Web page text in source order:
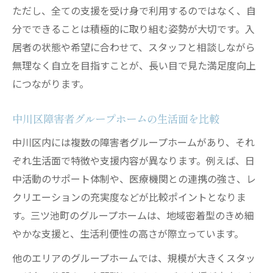
ただし、全ての支援を受け身で利用するのではなく、自
分でできることは積極的に取り組む姿勢が大切です。入
居者の状態や希望に合わせて、スタッフと相談しながら
無理なく自立を目指すことが、長い目で見た満足度向上
につながります。
中川区障害者グループホームの生活面を比較
中川区内には複数の障害者グループホームがあり、それ
ぞれ生活面で特徴や支援内容が異なります。例えば、日
中活動のサポート体制や、医療機関との連携の強さ、レ
クリエーションの充実度などが比較ポイントとなりま
す。三ツ池町のグループホームは、地域密着型のきめ細
やかな支援と、生活利便性の高さが際立っています。
他のエリアのグループホームでは、規模が大きくスタッ